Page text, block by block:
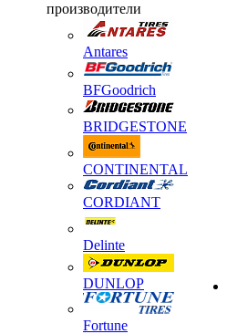
производители
Antares
BFGoodrich
BRIDGESTONE
CONTINENTAL
CORDIANT
Delinte
DUNLOP
Fortune